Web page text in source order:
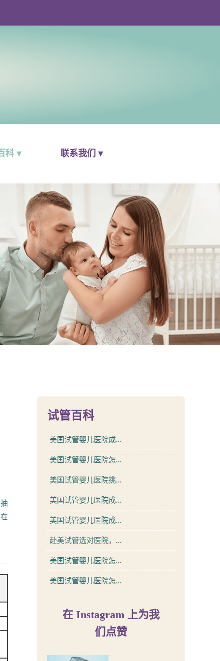
科 ▾ 联系我们 ▾
试管百科
美国试管婴儿医院成...
美国试管婴儿医院怎...
美国试管婴儿医院挑...
美国试管婴儿医院成...
美国试管婴儿医院成...
赴美试管选对医院，...
美国试管婴儿医院怎...
美国试管婴儿医院怎...
在 Instagram 上为我
们点赞